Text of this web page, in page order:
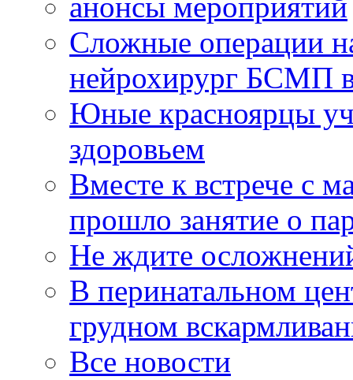
анонсы мероприятий
Сложные операции
нейрохирург БСМП
Юные красноярцы
здоровьем
Вместе к встрече с
прошло занятие о
Не ждите
В перинатальном
грудном
Все новости